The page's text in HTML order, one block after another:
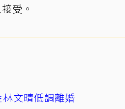
受。
文晴低調離婚